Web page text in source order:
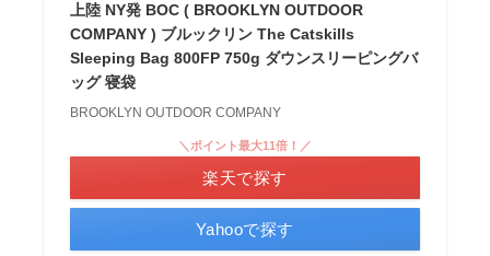
上陸 NY発 BOC ( BROOKLYN OUTDOOR
COMPANY ) ブルックリン The Catskills
Sleeping Bag 800FP 750g ダウンスリーピングバ
ッグ 寝袋
BROOKLYN OUTDOOR COMPANY
＼ポイント最大11倍！／
楽天で探す
Yahooで探す